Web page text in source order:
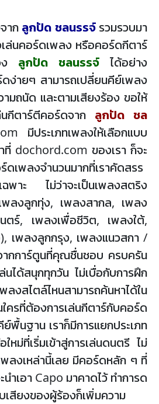
าก ลูกปัด ชลนรรจ์รวมรวบมา
เล่นคอร์ดเพลง หรือคอร์ดกีตาร์
ง ลูกปัด ชลนรรจ์ ได้อย่าง
ง่ายๆ สามารถเปลี่ยนคีย์เพลง
มถนัด และตามเสียงร้อง ขอให้
กีตาร์ตีคอร์ดจาก ลูกปัด ชล
มีประเภทเพลงให้เลือกแบบ
ที่ dochord.com ของเรา ก็จะ
เพลงจำนวนมากที่เราคัดสรร
ฉพาะ ไม่ว่าจะเป็นเพลงสตริง
ลงลูกทุ่ง, เพลงสากล, เพลง
ร์, เพลงเพื่อชีวิต, เพลงใต้,
เพลงลูกกรุง, เพลงแนวสกา /
ากการ์ตูนที่คุณชื่นชอบ ครบครัน
นได้สนุกทุกวัน ไม่เบื่อกับการฝึก
ลงสไตล์ไหนสามารถค้นหาได้ใน
รที่ต้องการเล่นกีตาร์กับคอร์ด
พื้นฐาน เราก็มีการแยกประเภท
ใหม่ที่เริ่มเข้าสู่การเล่นดนตรี ไม่
ลงเหล่านี้เลย มีคอร์ดหลัก ๆ ที่
นำเอา Capo มาคาดไว้ ทำการด
เสียงของผู้ร้องก็เพิ่มความ